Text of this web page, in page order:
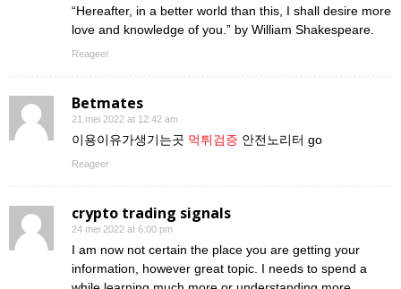
“Hereafter, in a better world than this, I shall desire more
love and knowledge of you.” by William Shakespeare.
Reageer
Betmates
21 mei 2022 at 12:42 am
이용이유가생기는곳 먹튀검증 안전노리터 go
Reageer
crypto trading signals
24 mei 2022 at 6:00 pm
I am now not certain the place you are getting your
information, however great topic. I needs to spend a